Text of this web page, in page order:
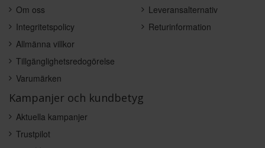
Om oss
Integritetspolicy
Allmänna villkor
Tillgänglighetsredogörelse
Varumärken
Leveransalternativ
Returinformation
Kampanjer och kundbetyg
Aktuella kampanjer
Trustpilot